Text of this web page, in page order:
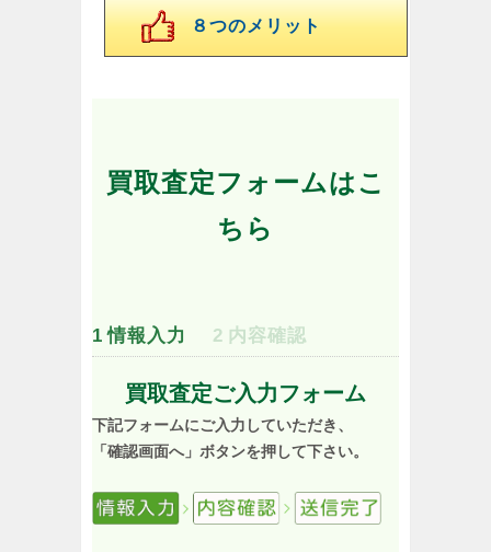
８つのメリット
買取査定フォームはこ
ちら
1 情報入力 2 内容確認
買取査定ご入力フォーム
下記フォームにご入力していただき、
「確認画面へ」ボタンを押して下さい。